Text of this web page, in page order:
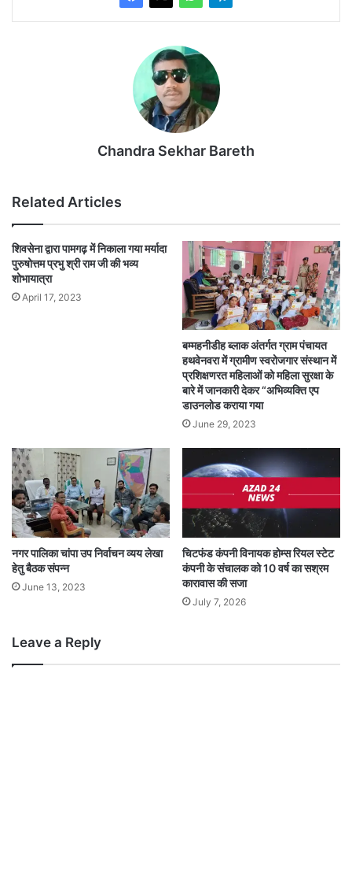
Chandra Sekhar Bareth
Related Articles
शिवसेना द्वारा पामगढ़ में निकाला गया मर्यादा
पुरुषोत्तम प्रभु श्री राम जी की भव्य
शोभायात्रा
April 17, 2023
बम्महनीडीह ब्लाक अंतर्गत ग्राम पंचायत
हथवेनवरा में ग्रामीण स्वरोजगार संस्थान में
प्रशिक्षणरत महिलाओं को महिला सुरक्षा के
बारे में जानकारी देकर “अभिव्यक्ति एप
डाउनलोड कराया गया
June 29, 2023
नगर पालिका चांपा उप निर्वाचन व्यय लेखा
हेतु बैठक संपन्न
June 13, 2023
चिटफंड कंपनी विनायक होम्स रियल स्टेट
कंपनी के संचालक को 10 वर्ष का सश्रम
कारावास की सजा
July 7, 2026
Leave a Reply